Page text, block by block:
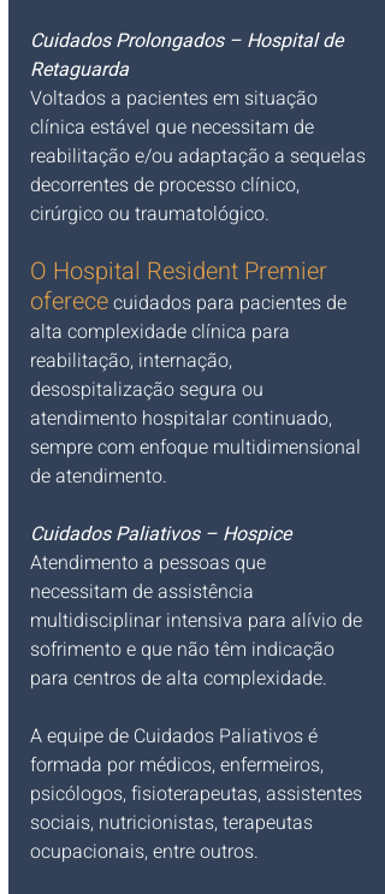
Cuidados Prolongados – Hospital de
Retaguarda
Voltados a pacientes em situação
clínica estável que necessitam de
reabilitação e/ou adaptação a sequelas
decorrentes de processo clínico,
cirúrgico ou traumatológico.
O Hospital Resident Premier
oferece cuidados para pacientes de
alta complexidade clínica para
reabilitação, internação,
desospitalização segura ou
atendimento hospitalar continuado,
sempre com enfoque multidimensional
de atendimento.
Cuidados Paliativos – Hospice
Atendimento a pessoas que
necessitam de assistência
multidisciplinar intensiva para alívio de
sofrimento e que não têm indicação
para centros de alta complexidade.
A equipe de Cuidados Paliativos é
formada por médicos, enfermeiros,
psicólogos, fisioterapeutas, assistentes
sociais, nutricionistas, terapeutas
ocupacionais, entre outros.